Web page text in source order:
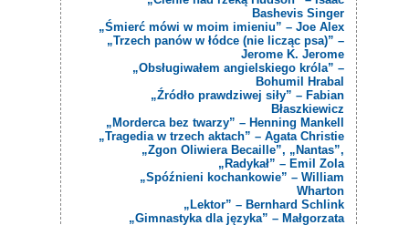
Bashevis Singer
„Śmierć mówi w moim imieniu” – Joe Alex
„Trzech panów w łódce (nie licząc psa)” –
Jerome K. Jerome
„Obsługiwałem angielskiego króla” –
Bohumil Hrabal
„Źródło prawdziwej siły” – Fabian
Błaszkiewicz
„Morderca bez twarzy” – Henning Mankell
„Tragedia w trzech aktach” – Agata Christie
„Zgon Oliwiera Becaille”, „Nantas”,
„Radykał” – Emil Zola
„Spóźnieni kochankowie” – William
Wharton
„Lektor” – Bernhard Schlink
„Gimnastyka dla języka” – Małgorzata